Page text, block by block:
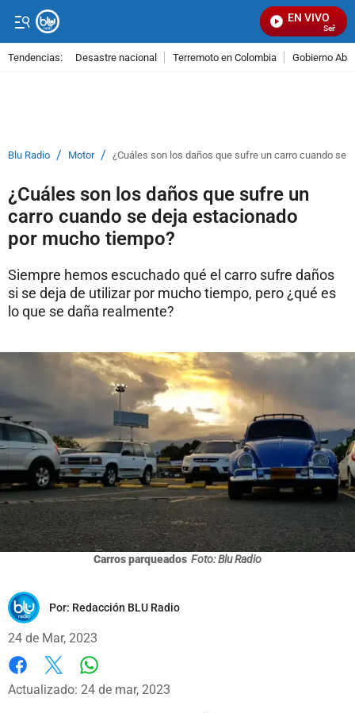
EN VIVO
Señal
Tendencias: Desastre nacional Terremoto en Colombia Gobierno
Blu Radio / Motor / ¿Cuáles son los daños que sufre un carro cuando se
¿Cuáles son los daños que sufre un
carro cuando se deja estacionado
por mucho tiempo?
Siempre hemos escuchado qué el carro sufre daños
si se deja de utilizar por mucho tiempo, pero ¿qué es
lo que se daña realmente?
Carros parqueados Foto: Blu Radio
Por: Redacción BLU Radio
24 de Mar, 2023
Facebook
X
Actualizado: 24 de mar, 2023